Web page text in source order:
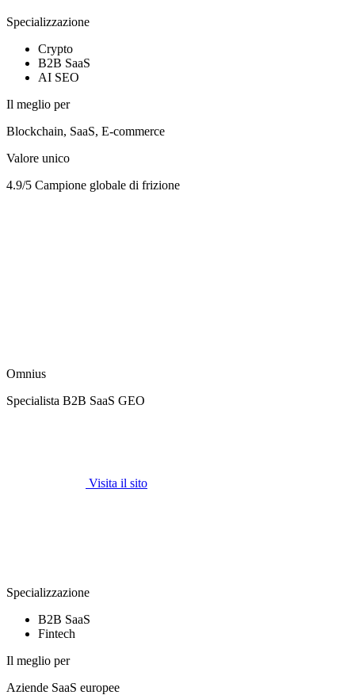
Specializzazione
Crypto
B2B SaaS
AI SEO
Il meglio per
Blockchain, SaaS, E-commerce
Valore unico
4.9/5 Campione globale di frizione
Omnius
Specialista B2B SaaS GEO
Visita il sito
Specializzazione
B2B SaaS
Fintech
Il meglio per
Aziende SaaS europee